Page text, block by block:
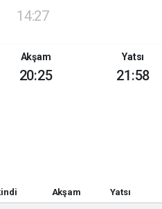
14:27
Akşam
20:25
Yatsı
21:58
Akşam Yatsı